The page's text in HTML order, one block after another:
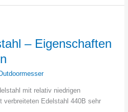
– Eigenschaften
mit relativ niedrigen
verbreiteten Edelstahl 440B sehr